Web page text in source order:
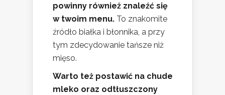
powinny również znaleźć się
w twoim menu. To znakomite
źródło białka i błonnika, a przy
tym zdecydowanie tańsze niż
mięso.
Warto też postawić na chude
mleko oraz odtłuszczony